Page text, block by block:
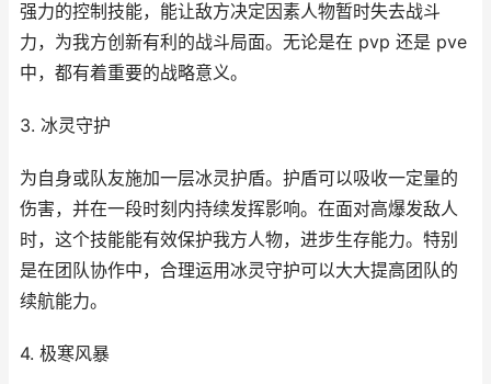
强力的控制技能，能让敌方决定因素人物暂时失去战斗
力，为我方创新有利的战斗局面。无论是在 pvp 还是 pve
中，都有着重要的战略意义。
3. 冰灵守护
为自身或队友施加一层冰灵护盾。护盾可以吸收一定量的
伤害，并在一段时刻内持续发挥影响。在面对高爆发敌人
时，这个技能能有效保护我方人物，进步生存能力。特别
是在团队协作中，合理运用冰灵守护可以大大提高团队的
续航能力。
4. 极寒风暴